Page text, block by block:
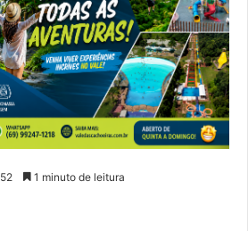
52 1 minuto de leitura